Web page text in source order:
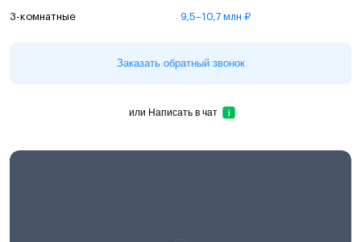
3-комнатные 9,5–10,7 млн ₽
Заказать обратный звонок
или Написать в чат